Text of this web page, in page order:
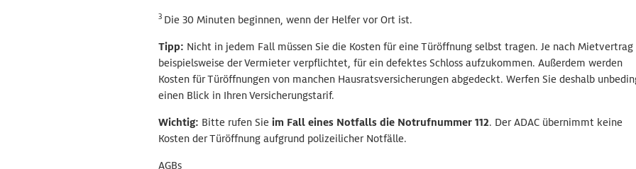
3 Die 30 Minuten beginnen, wenn der Helfer vor Ort ist.
Tipp: Nicht in jedem Fall müssen Sie die Kosten für eine Türöffnung selbst tragen. Je nach Mietvertrag
beispielsweise der Vermieter verpflichtet, für ein defektes Schloss aufzukommen. Außerdem werden
Kosten für Türöffnungen von manchen Hausratsversicherungen abgedeckt. Werfen Sie deshalb
einen Blick in Ihren Versicherungstarif.
Wichtig: Bitte rufen Sie im Fall eines Notfalls die Notrufnummer 112. Der ADAC übernimmt keine
Kosten der Türöffnung aufgrund polizeilicher Notfälle.
AGBs